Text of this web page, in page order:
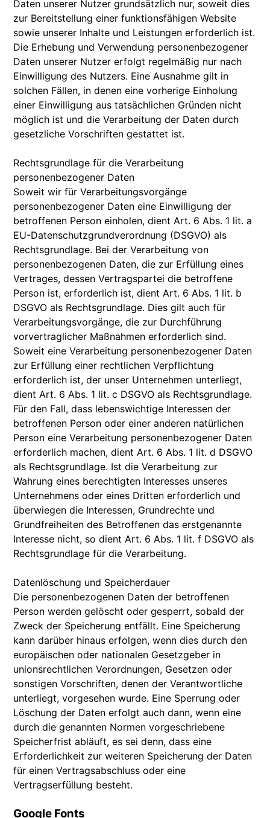
Daten unserer Nutzer grundsätzlich nur, soweit dies
zur Bereitstellung einer funktionsfähigen Website
sowie unserer Inhalte und Leistungen erforderlich ist.
Die Erhebung und Verwendung personenbezogener
Daten unserer Nutzer erfolgt regelmäßig nur nach
Einwilligung des Nutzers. Eine Ausnahme gilt in
solchen Fällen, in denen eine vorherige Einholung
einer Einwilligung aus tatsächlichen Gründen nicht
möglich ist und die Verarbeitung der Daten durch
gesetzliche Vorschriften gestattet ist.
Rechtsgrundlage für die Verarbeitung
personenbezogener Daten
Soweit wir für Verarbeitungsvorgänge
personenbezogener Daten eine Einwilligung der
betroffenen Person einholen, dient Art. 6 Abs. 1 lit. a
EU-Datenschutzgrundverordnung (DSGVO) als
Rechtsgrundlage. Bei der Verarbeitung von
personenbezogenen Daten, die zur Erfüllung eines
Vertrages, dessen Vertragspartei die betroffene
Person ist, erforderlich ist, dient Art. 6 Abs. 1 lit. b
DSGVO als Rechtsgrundlage. Dies gilt auch für
Verarbeitungsvorgänge, die zur Durchführung
vorvertraglicher Maßnahmen erforderlich sind.
Soweit eine Verarbeitung personenbezogener Daten
zur Erfüllung einer rechtlichen Verpflichtung
erforderlich ist, der unser Unternehmen unterliegt,
dient Art. 6 Abs. 1 lit. c DSGVO als Rechtsgrundlage.
Für den Fall, dass lebenswichtige Interessen der
betroffenen Person oder einer anderen natürlichen
Person eine Verarbeitung personenbezogener Daten
erforderlich machen, dient Art. 6 Abs. 1 lit. d DSGVO
als Rechtsgrundlage. Ist die Verarbeitung zur
Wahrung eines berechtigten Interesses unseres
Unternehmens oder eines Dritten erforderlich und
überwiegen die Interessen, Grundrechte und
Grundfreiheiten des Betroffenen das erstgenannte
Interesse nicht, so dient Art. 6 Abs. 1 lit. f DSGVO als
Rechtsgrundlage für die Verarbeitung.
Datenlöschung und Speicherdauer
Die personenbezogenen Daten der betroffenen
Person werden gelöscht oder gesperrt, sobald der
Zweck der Speicherung entfällt. Eine Speicherung
kann darüber hinaus erfolgen, wenn dies durch den
europäischen oder nationalen Gesetzgeber in
unionsrechtlichen Verordnungen, Gesetzen oder
sonstigen Vorschriften, denen der Verantwortliche
unterliegt, vorgesehen wurde. Eine Sperrung oder
Löschung der Daten erfolgt auch dann, wenn eine
durch die genannten Normen vorgeschriebene
Speicherfrist abläuft, es sei denn, dass eine
Erforderlichkeit zur weiteren Speicherung der Daten
für einen Vertragsabschluss oder eine
Vertragserfüllung besteht.
Google Fonts